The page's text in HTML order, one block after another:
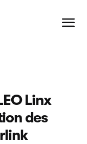
Linx
des